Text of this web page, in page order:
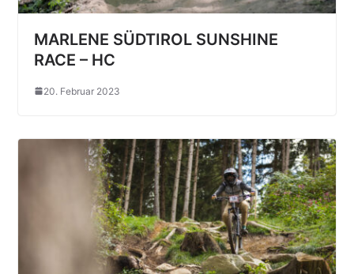
MARLENE SÜDTIROL SUNSHINE
RACE – HC
20. Februar 2023